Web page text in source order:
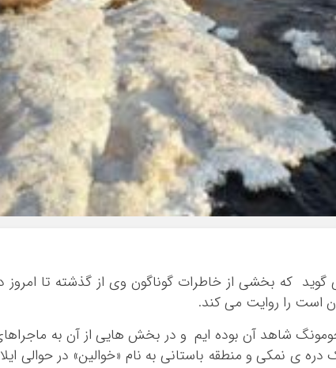
گالری
اینفوگرافی
عکس
صوت و فیلم
آذربایجان
آذربایجان
اردبیل
اصفهان
البرز
ایلام
بوشهر
تهران
چهار محال و
خراسان
خوزستان
سمنان
سیستان و
گوید که بخشی از خاطرات گوناگون وی از گذشته تا امروز
است را روایت می کند.
شاهد آن بوده ایم و در بخش هایی از آن به
ی نمکی و منطقه باستانی به نام «خوالین» در حوالی